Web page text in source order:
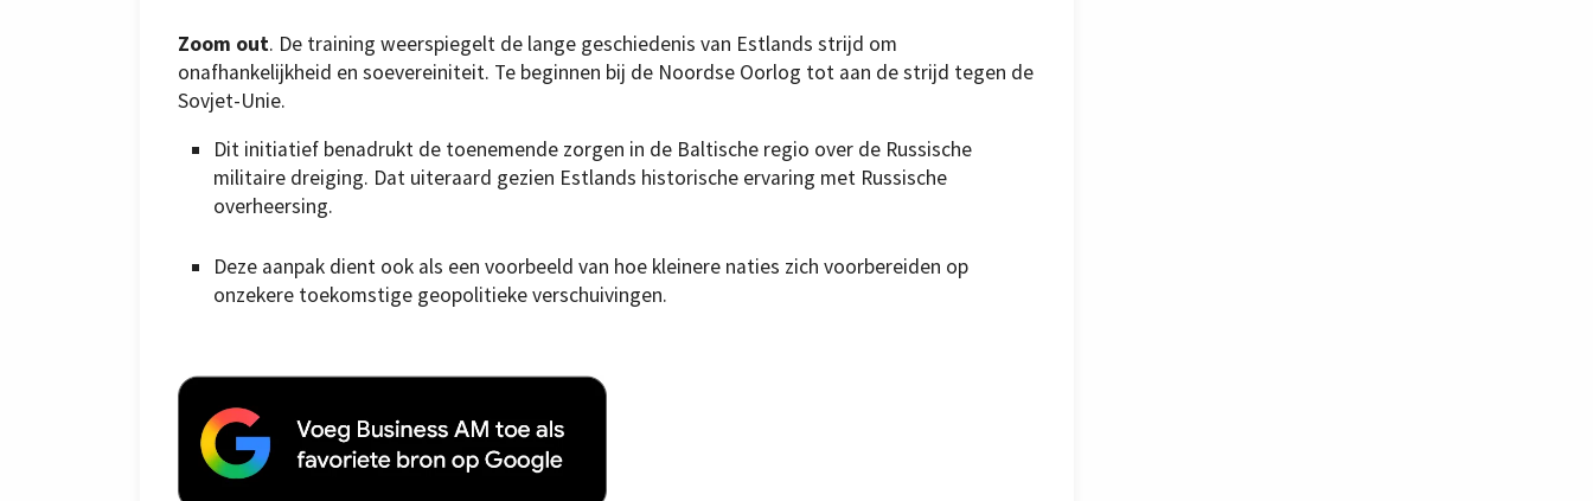
Zoom out. De training weerspiegelt de lange geschiedenis van Estlands strijd om
onafhankelijkheid en soevereiniteit. Te beginnen bij de Noordse Oorlog tot aan de strijd tegen de
Sovjet-Unie.
Dit initiatief benadrukt de toenemende zorgen in de Baltische regio over de Russische
militaire dreiging. Dat uiteraard gezien Estlands historische ervaring met Russische
overheersing.
Deze aanpak dient ook als een voorbeeld van hoe kleinere naties zich voorbereiden op
onzekere toekomstige geopolitieke verschuivingen.